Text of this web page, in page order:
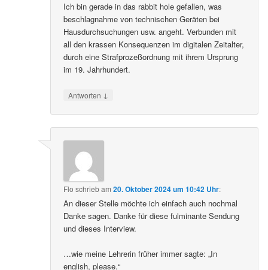
Ich bin gerade in das rabbit hole gefallen, was
beschlagnahme von technischen Geräten bei
Hausdurchsuchungen usw. angeht. Verbunden mit
all den krassen Konsequenzen im digitalen Zeitalter,
durch eine Strafprozeßordnung mit ihrem Ursprung
im 19. Jahrhundert.
Antworten ↓
Flo schriebam20. Oktober 2024 um 10:42 Uhr:
An dieser Stelle möchte ich einfach auch nochmal
Danke sagen. Danke für diese fulminante Sendung
und dieses Interview.
…wie meine Lehrerin früher immer sagte: „In
english, please.“